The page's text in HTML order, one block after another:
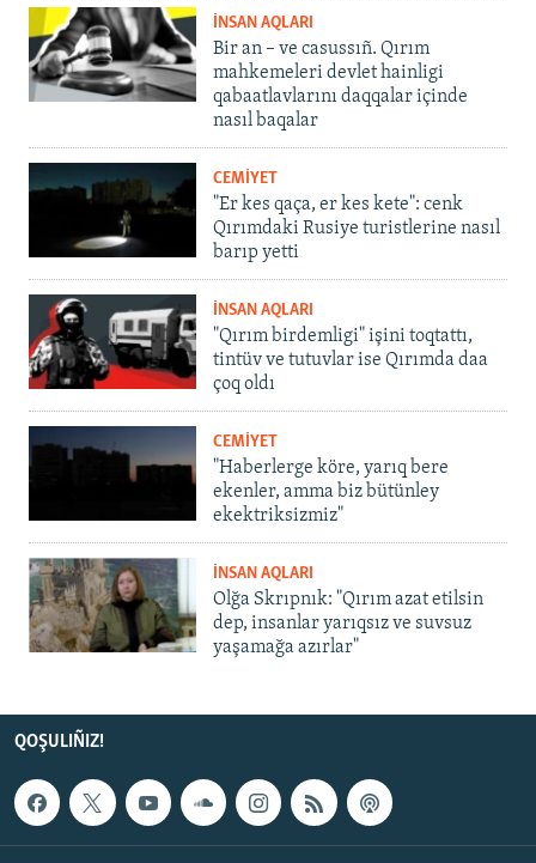
İNSAN AQLARI
Bir an – ve casussıñ. Qırım
mahkemeleri devlet hainligi
qabaatlavlarını daqqalar içinde
nasıl baqalar
CEMİYET
"Er kes qaça, er kes kete": cenk
Qırımdaki Rusiye turistlerine nasıl
barıp yetti
İNSAN AQLARI
"Qırım birdemligi" işini toqtattı,
tintüv ve tutuvlar ise Qırımda daa
çoq oldı
CEMİYET
"Haberlerge köre, yarıq bere
ekenler, amma biz bütünley
ekektriksizmiz"
İNSAN AQLARI
Olğa Skrıpnık: "Qırım azat etilsin
dep, insanlar yarıqsız ve suvsuz
yaşamağa azırlar"
QOŞULIÑIZ!